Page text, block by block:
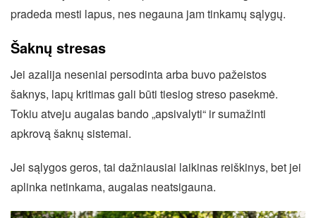
pradeda mesti lapus, nes negauna jam tinkamų sąlygų.
Šaknų stresas
Jei azalija neseniai persodinta arba buvo pažeistos
šaknys, lapų kritimas gali būti tiesiog streso pasekmė.
Tokiu atveju augalas bando „apsivalyti“ ir sumažinti
apkrovą šaknų sistemai.
Jei sąlygos geros, tai dažniausiai laikinas reiškinys, bet jei
aplinka netinkama, augalas neatsigauna.